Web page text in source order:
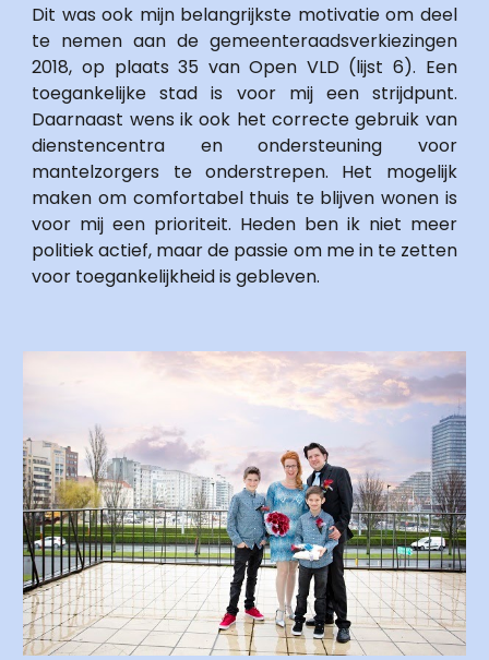
Dit was ook mijn belangrijkste motivatie om deel
te nemen aan de gemeenteraadsverkiezingen
2018, op plaats 35 van Open VLD (lijst 6). Een
toegankelijke stad is voor mij een strijdpunt.
Daarnaast wens ik ook het correcte gebruik van
dienstencentra en ondersteuning voor
mantelzorgers te onderstrepen. Het mogelijk
maken om comfortabel thuis te blijven wonen is
voor mij een prioriteit. Heden ben ik niet meer
politiek actief, maar de passie om me in te zetten
voor toegankelijkheid is gebleven.